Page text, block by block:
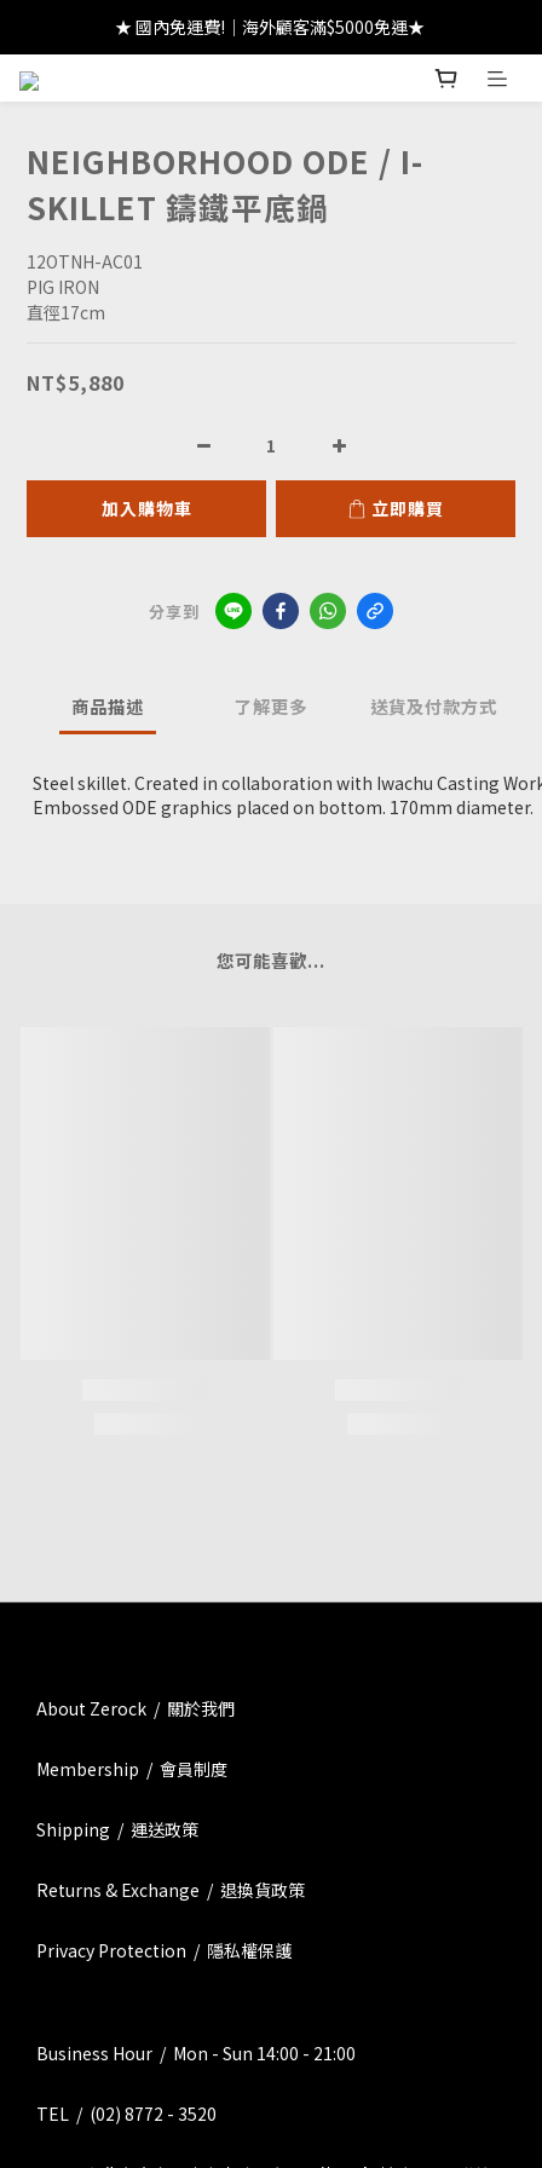
★ 註冊領 $300｜生日領 $300｜滿 $2000 折 $100 ★
★ 國內免運費!｜海外顧客滿$5000免運★
★ 註冊領 $300｜生日領 $300｜滿 $2000 折 $100 ★
NEIGHBORHOOD ODE / I-
SKILLET 鑄鐵平底鍋
12OTNH-AC01
PIG IRON
直徑17cm
NT$5,880
加入購物車 立即購買
分享到
商品描述 了解更多 送貨及付款方式
Steel skillet. Created in collaboration with Iwachu Casting
Embossed ODE graphics placed on bottom. 170mm diameter.
您可能喜歡...
About Zerock / 關於我們
Membership / 會員制度
Shipping / 運送政策
Returns & Exchange / 退換貨政策
Privacy Protection / 隱私權保護
Business Hour / Mon - Sun 14:00 - 21:00
TEL / (02) 8772 - 3520